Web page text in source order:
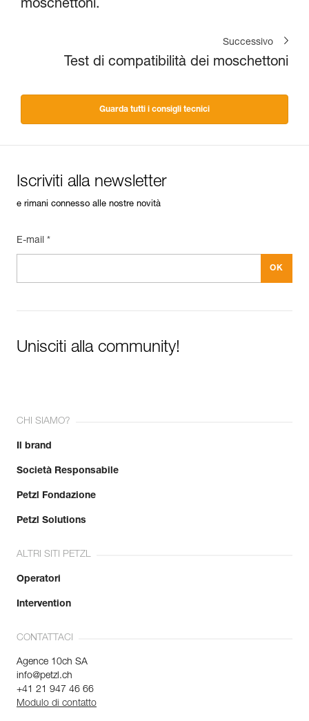
moschettoni.
Successivo
Test di compatibilità dei moschettoni
Guarda tutti i consigli tecnici
Iscriviti alla newsletter
e rimani connesso alle nostre novità
E-mail *
Unisciti alla community!
CHI SIAMO?
Il brand
Società Responsabile
Petzl Fondazione
Petzl Solutions
ALTRI SITI PETZL
Operatori
Intervention
CONTATTACI
Agence 10ch SA
info@petzl.ch
+41 21 947 46 66
Modulo di contatto